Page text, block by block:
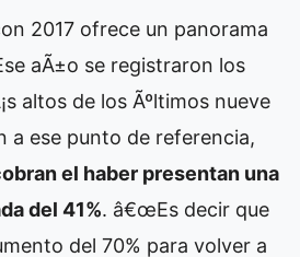
2017 ofrece un panorama
aÃ±o se registraron los
altos de los Ãºltimos nueve
a ese punto de referencia,
el haber presentan una
del 41%. â€œEs decir que
del 70% para volver a